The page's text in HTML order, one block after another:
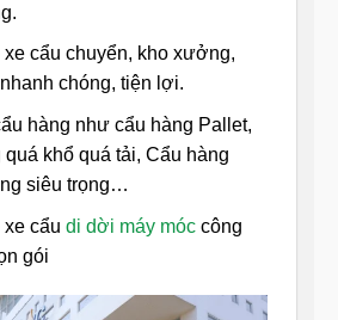
xe cẩu chuyển, kho xưởng,
chóng, tiện lợi.
hàng như cẩu hàng Pallet,
quá khổ quá tải, Cẩu hàng
siêu trọng…
cẩu di dời máy móccông
gói